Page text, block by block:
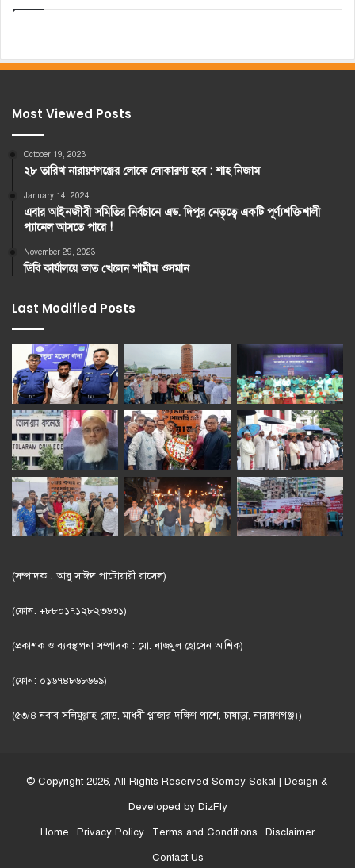
Most Viewed Posts
October 19, 2023
২৮ তারিখ নারায়ণগঞ্জের লোকে লোকারণ্য হবে : শাহ নিজাম
January 14, 2024
এবার আইনজীবী সমিতির নির্বচানে এড. দিপুর নেতৃত্বে একটি পূর্ণ্যশক্তিশালী
প্যানেল আসতে পারে !
November 29, 2023
ডিবি কার্যালয়ে ভাত খেলেন শামীম ওসমান
Last Modified Posts
(সম্পাদক : আবু সাঈদ পাটোয়ারী রাসেল)
(ফোন: +৮৮০১৭১২৮২৩৬৩১)
(প্রকাশক ও ব্যবস্থাপনা সম্পাদক : মো. নাজমুল হোসেন আশিক)
(ফোন: ০১৬৭৪৮৬৮৬৬৯)
(৫৩/৪ নবাব সলিমুল্লাহ রোড, মাধবী প্লাজার দক্ষিণ পাশে, চাষাড়া, নারায়ণগঞ্জ।)
© Copyright 2026, All Rights Reserved Somoy Sokal | Design &
Developed by DizFly
Home
Privacy Policy Terms and Conditions
Disclaimer
Contact Us